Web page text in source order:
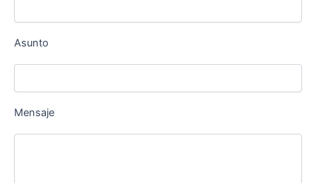
Asunto
Mensaje